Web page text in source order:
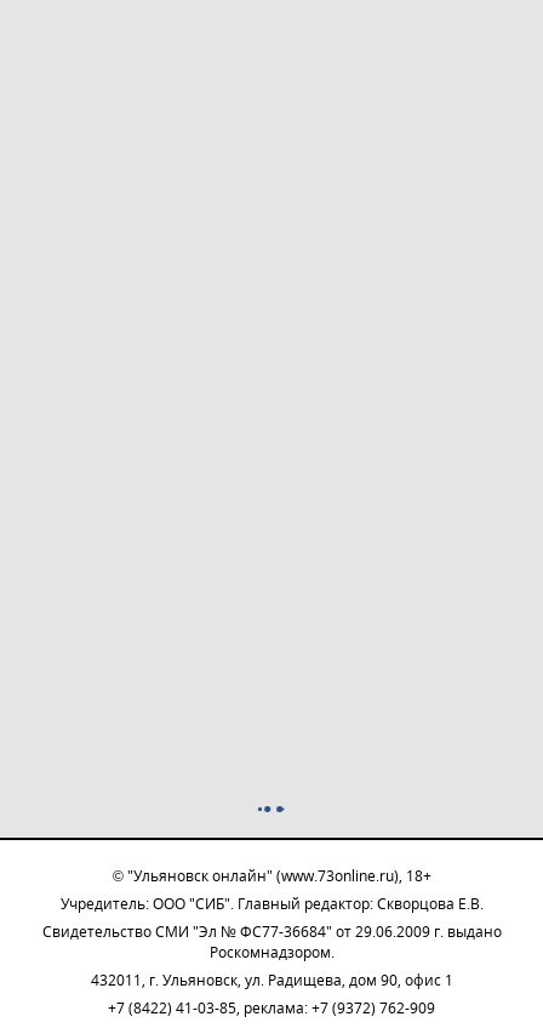
© "Ульяновск онлайн" (www.73online.ru), 18+
Учредитель: ООО "СИБ". Главный редактор: Скворцова Е.В.
Свидетельство СМИ "Эл № ФС77-36684" от 29.06.2009 г. выдано
Роскомнадзором.
432011, г. Ульяновск, ул. Радищева, дом 90, офис 1
+7 (8422) 41-03-85, реклама: +7 (9372) 762-909